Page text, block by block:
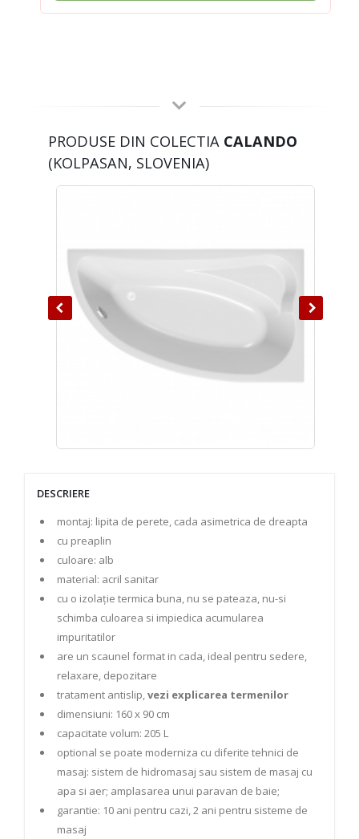
PRODUSE DIN COLECTIA CALANDO
(KOLPASAN, SLOVENIA)
DESCRIERE
montaj: lipita de perete, cada asimetrica de dreapta
cu preaplin
culoare: alb
material: acril sanitar
cu o izolație termica buna, nu se pateaza, nu-si
schimba culoarea si impiedica acumularea
impuritatilor
are un scaunel format in cada, ideal pentru sedere,
relaxare, depozitare
tratament antislip,vezi explicarea termenilor
dimensiuni: 160 x 90 cm
capacitate volum: 205 L
optional se poate moderniza cu diferite tehnici de
masaj: sistem de hidromasaj sau sistem de masaj cu
apa si aer; amplasarea unui paravan de baie;
garantie: 10 ani pentru cazi, 2 ani pentru sisteme de
masaj